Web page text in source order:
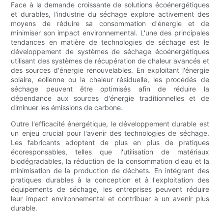
Face à la demande croissante de solutions écoénergétiques
et durables, l'industrie du séchage explore activement des
moyens de réduire sa consommation d'énergie et de
minimiser son impact environnemental. L'une des principales
tendances en matière de technologies de séchage est le
développement de systèmes de séchage écoénergétiques
utilisant des systèmes de récupération de chaleur avancés et
des sources d'énergie renouvelables. En exploitant l'énergie
solaire, éolienne ou la chaleur résiduelle, les procédés de
séchage peuvent être optimisés afin de réduire la
dépendance aux sources d'énergie traditionnelles et de
diminuer les émissions de carbone.
Outre l'efficacité énergétique, le développement durable est
un enjeu crucial pour l'avenir des technologies de séchage.
Les fabricants adoptent de plus en plus de pratiques
écoresponsables, telles que l'utilisation de matériaux
biodégradables, la réduction de la consommation d'eau et la
minimisation de la production de déchets. En intégrant des
pratiques durables à la conception et à l'exploitation des
équipements de séchage, les entreprises peuvent réduire
leur impact environnemental et contribuer à un avenir plus
durable.